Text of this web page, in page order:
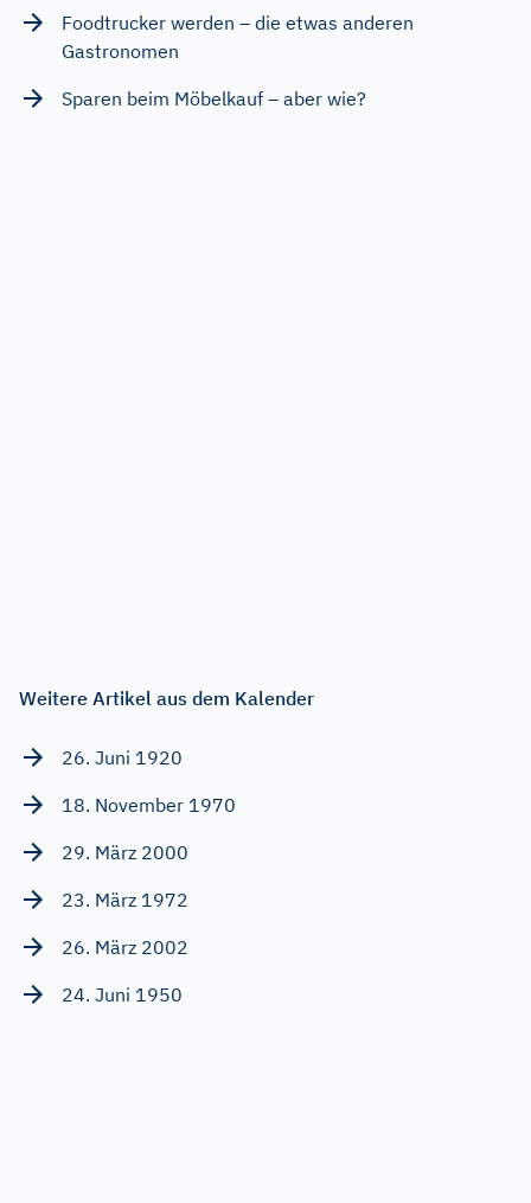
Foodtrucker werden – die etwas anderen
Gastronomen
Sparen beim Möbelkauf – aber wie?
Weitere Artikel aus dem Kalender
26. Juni 1920
18. November 1970
29. März 2000
23. März 1972
26. März 2002
24. Juni 1950